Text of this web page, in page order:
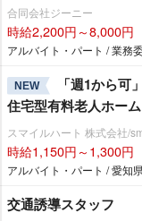
合同会社ジーニー
時給2,200円～8,000円
アルバイト・パート / 業務
NEW
「週1から
住宅型有料老人ホーム
スマイルハート 株式会社/
時給1,150円～1,300円
アルバイト・パート / 愛知県
交通誘導スタッフ